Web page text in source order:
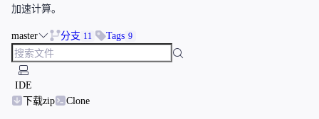
加速计算。
master 分支 11 Tags 9
IDE
下载zip
Clone